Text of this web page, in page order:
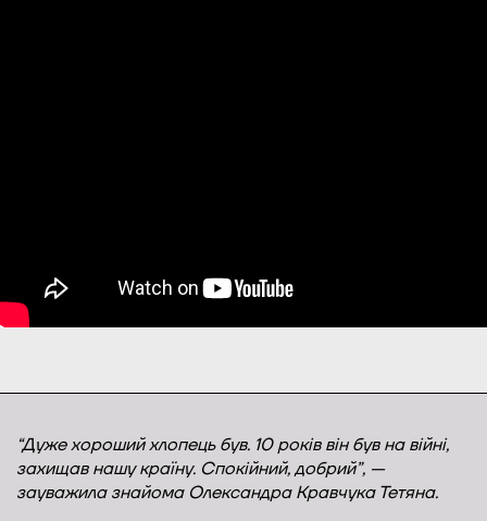
“Дуже хороший хлопець був. 10 років він був на війні,
захищав нашу країну. Спокійний, добрий”, —
зауважила знайома Олександра Кравчука Тетяна.